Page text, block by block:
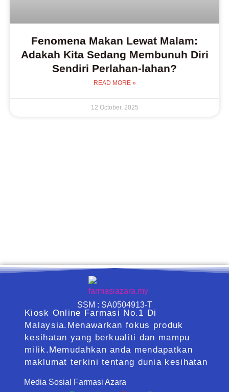
Fenomena Makan Lewat Malam:
Adakah Kita Sedang Membunuh Diri
Sendiri Perlahan‑lahan?
READ MORE »
12 October, 2025
SSM : SA0504913-T
Kiosk Online Farmasi No.1 Di
Malaysia.Menawarkan fokus produk
kesihatan yang berkualiti dan mampu
milik.Memudahkan anda mendapatkan
maklumat terkini tentang dunia kesihatan
Media Sosial Farmasi Azara